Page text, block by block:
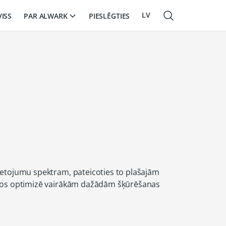
PAR ALWARK PIESLĒGTIES LV
spektram, pateicoties to plašajām
optimizē vairākām dažādām šķūrēšanas